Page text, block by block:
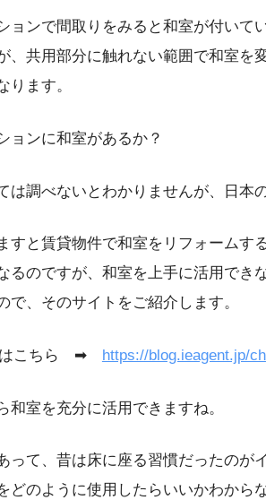
ョンで間取りをみると和室が付いて
、共用部分に触れない範囲で和室を
ります。
ョンに和室があるか？
は調べないとわかりませんが、日本
すと賃貸物件で和室をリフォームす
るのですが、和室を上手に活用でき
で、そのサイトをご紹介します。
はこちら ➡ https://blog.ieagent.jp/
和室を充分に活用できますね。
って、昔は床に座る習慣だったのが
どのように使用したらいいかわから